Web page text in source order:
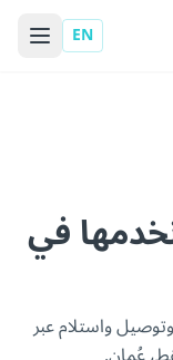
EN
في
واستلام عبر